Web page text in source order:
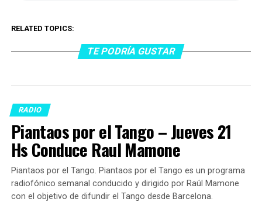
RELATED TOPICS:
TE PODRÍA GUSTAR
RADIO
Piantaos por el Tango – Jueves 21
Hs Conduce Raul Mamone
Piantaos por el Tango. Piantaos por el Tango es un programa
radiofónico semanal conducido y dirigido por Raúl Mamone
con el objetivo de difundir el Tango desde Barcelona.